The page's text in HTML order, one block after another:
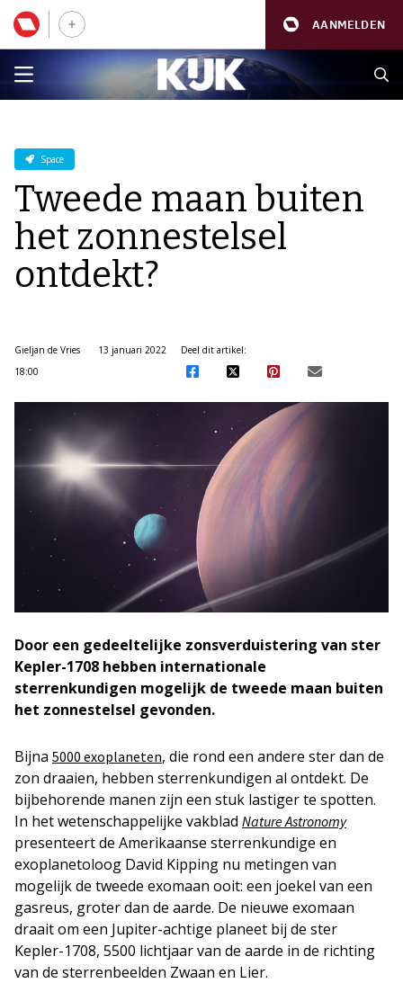
AANMELDEN
Space
Tweede maan buiten
het zonnestelsel
ontdekt?
Gieljan de Vries
13 januari 2022
18:00
Deel dit artikel:
Door een gedeeltelijke zonsverduistering van ster
Kepler-1708 hebben internationale
sterrenkundigen mogelijk de tweede maan buiten
het zonnestelsel gevonden.
Bijna 5000 exoplaneten, die rond een andere ster dan de
zon draaien, hebben sterrenkundigen al ontdekt. De
bijbehorende manen zijn een stuk lastiger te spotten.
In het wetenschappelijke vakblad Nature Astronomy
presenteert de Amerikaanse sterrenkundige en
exoplanetoloog David Kipping nu metingen van
mogelijk de tweede exomaan ooit: een joekel van een
gasreus, groter dan de aarde. De nieuwe exomaan
draait om een Jupiter-achtige planeet bij de ster
Kepler-1708, 5500 lichtjaar van de aarde in de richting
van de sterrenbeelden Zwaan en Lier.